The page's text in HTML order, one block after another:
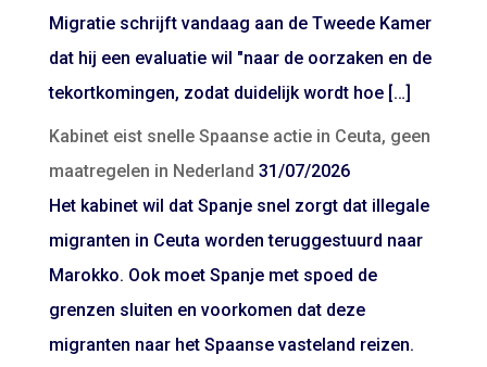
Migratie schrijft vandaag aan de Tweede Kamer
dat hij een evaluatie wil "naar de oorzaken en de
tekortkomingen, zodat duidelijk wordt hoe […]
Kabinet eist snelle Spaanse actie in Ceuta, geen
maatregelen in Nederland 31/07/2026
Het kabinet wil dat Spanje snel zorgt dat illegale
migranten in Ceuta worden teruggestuurd naar
Marokko. Ook moet Spanje met spoed de
grenzen sluiten en voorkomen dat deze
migranten naar het Spaanse vasteland reizen.